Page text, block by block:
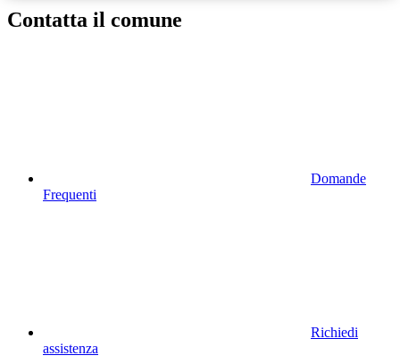
Contatta il comune
Domande
Frequenti
Richiedi
assistenza